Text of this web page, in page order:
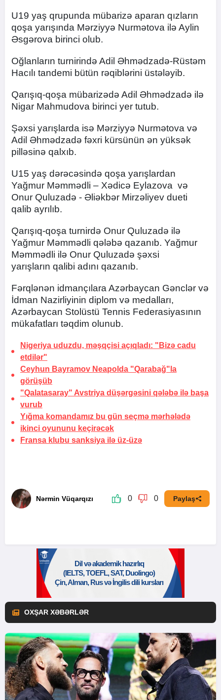
U19 yaş qrupunda mübarizə aparan qızların
qoşa yarışında Mərziyyə Nurmətova ilə Aylin
Əsgərova birinci olub.
Oğlanların turnirində Adil Əhmədzadə-Rüstəm
Hacılı tandemi bütün rəqiblərini üstələyib.
Qarışıq-qoşa mübarizədə Adil Əhmədzadə ilə
Nigar Mahmudova birinci yer tutub.
Şəxsi yarışlarda isə Mərziyyə Nurmətova və
Adil Əhmədzadə fəxri kürsünün ən yüksək
pilləsinə qalxıb.
U15 yaş dərəcəsində qoşa yarışlardan
Yağmur Məmmədli – Xədicə Eylazova və
Onur Quluzadə - Əliəkbər Mirzəliyev dueti
qalib ayrılıb.
Qarışıq-qoşa turnirdə Onur Quluzadə ilə
Yağmur Məmmədli qələbə qazanıb. Yağmur
Məmmədli ilə Onur Quluzadə şəxsi
yarışların qalibi adını qazanıb.
Fərqlənən idmançılara Azərbaycan Gənclər və
İdman Nazirliyinin diplom və medalları,
Azərbaycan Stolüstü Tennis Federasiyasının
mükafatları təqdim olunub.
Nigeriya uduzdu, məşqçisi açıqladı: "Bizə cadu
etdilər"
Ceyhun Bayramov Neapolda "Qarabağ"la
görüşüb
"Qalatasaray" Avstriya düşərgəsini qələbə ilə başa
vurub
Yığma komandamız bu gün seçmə mərhələdə
ikinci oyununu keçirəcək
Fransa klubu sanksiya ilə üz-üzə
Nərmin Vüqarqızı 0 0 Paylaş
OXŞAR XƏBƏRLƏR